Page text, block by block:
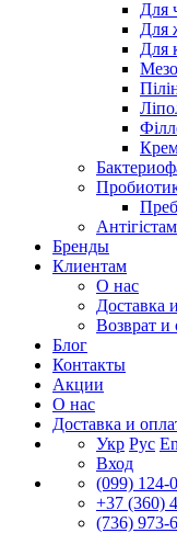
Для
Для
Для
Бренды
Клиентам
О нас
Доставка
Возврат и
Блог
Контакты
Акции
О нас
Доставка и
Укр Рус
Вход
(099) 124-
+37 (360)
(736) 973-